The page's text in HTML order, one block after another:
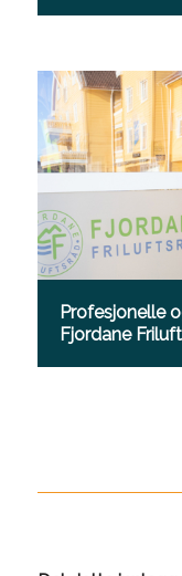
Profesjonelle
Fjordane